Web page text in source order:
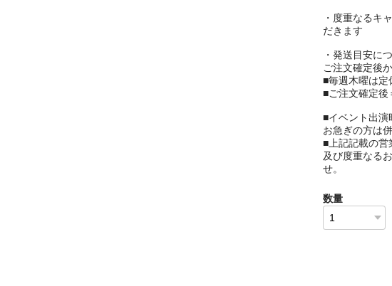
・度重なるキ
だきます
・発送目安に
ご注文確定後
■毎週木曜は定
■ご注文確定後
■イベント出演
お急ぎの方は
■上記記載の営
及び度重なる
せ。
数量